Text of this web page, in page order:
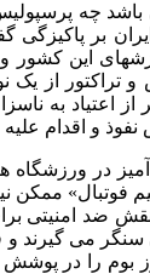
چه
بر
این کشور و
تراکتور از یک
از اعتیاد
و اقدام
فوتبال» ممکن
نقش ضد امنیتی
می گیرند و
را در